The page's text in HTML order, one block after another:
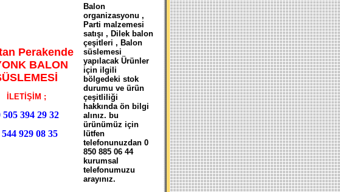
Perakende
BALON
İLETİŞİM ;
505 394 29 32
544 929 08 35
Balon
organizasyonu ,
Parti malzemesi
satışı , Dilek balon
çeşitleri , Balon
süslemesi
yapılacak Ürünler
için ilgili
bölgedeki stok
durumu ve ürün
çeşitliliği
hakkında ön bilgi
alınız. bu
ürünümüz için
lütfen
telefonunuzdan 0
850 885 06 44
kurumsal
telefonumuzu
arayınız.